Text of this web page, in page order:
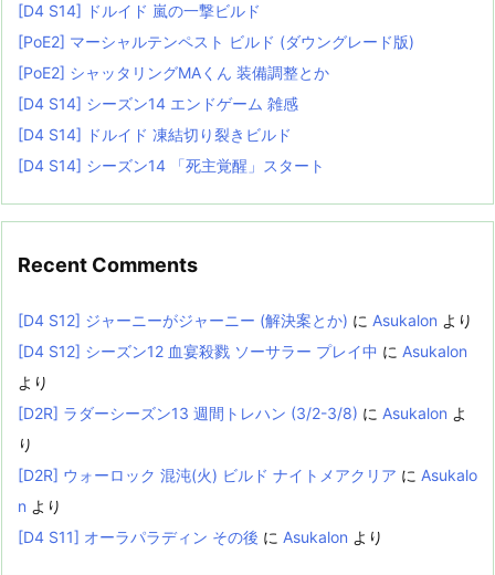
[D4 S14] ドルイド 嵐の一撃ビルド
[PoE2] マーシャルテンペスト ビルド (ダウングレード版)
[PoE2] シャッタリングMAくん 装備調整とか
[D4 S14] シーズン14 エンドゲーム 雑感
[D4 S14] ドルイド 凍結切り裂きビルド
[D4 S14] シーズン14 「死主覚醒」スタート
Recent Comments
[D4 S12] ジャーニーがジャーニー (解決案とか) に Asukalon より
[D4 S12] シーズン12 血宴殺戮 ソーサラー プレイ中 に Asukalon
より
[D2R] ラダーシーズン13 週間トレハン (3/2-3/8) に Asukalon よ
り
[D2R] ウォーロック 混沌(火) ビルド ナイトメアクリア に Asukalo
n より
[D4 S11] オーラパラディン その後 に Asukalon より